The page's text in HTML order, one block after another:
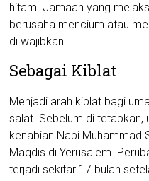
hitam. Jamaah yang
berusaha mencium atau
di wajibkan.
Sebagai Kiblat
Menjadi arah kiblat bagi
salat. Sebelum di
kenabian Nabi Muhammad
Maqdis di Yerusalem.
terjadi sekitar 17 bulan